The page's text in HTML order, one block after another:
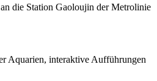
die Station Gaoloujin der Metrolinie
Aquarien, interaktive Aufführungen